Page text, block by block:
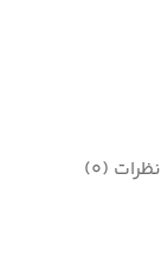
نظرات (0)